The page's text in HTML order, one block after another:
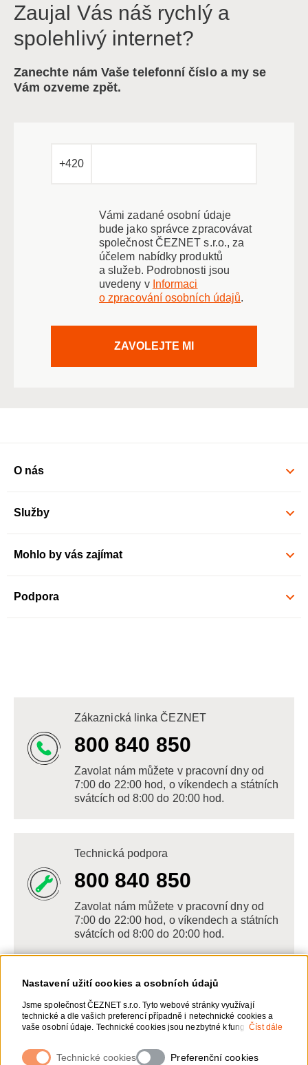
Nastavení užití cookies a osobních údajů
Jsme společnost ČEZNET s.r.o. Tyto webové stránky využívají
technické a dle vašich preferencí případně i netechnické cookies a
vaše osobní údaje. Technické cookies jsou nezbytné k fungování
webové stránky vašim preferencím, k personalizaci reklam a
analytice. Pro sběr a zpracování netechnických cookies a vašich
Číst dále
Technické cookies Preferenční cookies
Zaujal Vás náš rychlý a
spolehlivý internet?
Zanechte nám Vaše telefonní číslo a my se
Vám ozveme zpět.
+420
Vámi zadané osobní údaje
bude jako správce zpracovávat
společnost ČEZNET s.r.o., za
účelem nabídky produktů
a služeb. Podrobnosti jsou
uvedeny v Informaci
o zpracování osobních údajů.
ZAVOLEJTE MI
O nás
Služby
Mohlo by vás zajímat
Podpora
Zákaznická linka ČEZNET
800 840 850
Zavolat nám můžete v pracovní dny od
7:00 do 22:00 hod, o víkendech a státních
svátcích od 8:00 do 20:00 hod.
Technická podpora
800 840 850
Zavolat nám můžete v pracovní dny od
7:00 do 22:00 hod, o víkendech a státních
svátcích od 8:00 do 20:00 hod.
Napište nám
POSLAT VZKAZ
Zanechte nám vzkaz online, my se vám